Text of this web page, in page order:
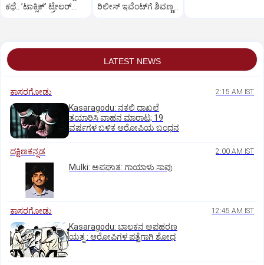
ಕಥೆ.. ʼಟಾಕ್ಸಿಕ್‌ʼ ಟ್ರೇಲರ್‌
ರಿಲೀಸ್‌ ಇವೆಂಟ್‌ಗೆ ಶಿವಣ್ಣ
LATEST NEWS
ಕಾಸರಗೋಡು 2:15 AM IST
Kasaragodu: ನಕಲಿ ದಾಖಲೆ
ತಯಾರಿಸಿ ವಾಹನ ಮಾರಾಟ; 19
ವರ್ಷಗಳ ಬಳಿಕ ಆರೋಪಿಯ ಬಂಧನ
ದಕ್ಷಿಣಕನ್ನಡ 2:00 AM IST
Mulki: ಅಪಘಾತ: ಗಾಯಾಳು ಸಾವು
ಕಾಸರಗೋಡು 12:45 AM IST
Kasaragodu: ಬಾಲಕನ ಅಪಹರಣ
ಯತ್ನ : ಆರೋಪಿಗಳ ಪತ್ತೆಗಾಗಿ ಶೋಧ